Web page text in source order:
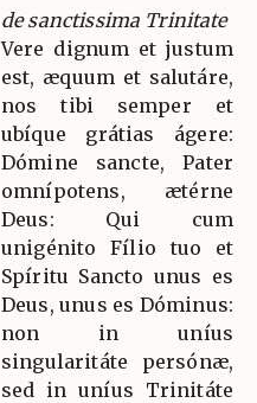
de sanctissima Trinitate
Vere dignum et justum
est, æquum et salutáre,
nos tibi semper et
ubíque grátias ágere:
Dómine sancte, Pater
omnípotens, ætérne
Deus: Qui cum
unigénito Fílio tuo et
Spíritu Sancto unus es
Deus, unus es Dóminus:
non in uníus
singularitáte persónæ,
sed in uníus Trinitáte